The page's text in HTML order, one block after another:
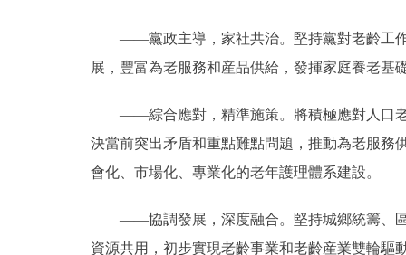
——黨政主導，家社共治。堅持黨對老齡工作
展，豐富為老服務和産品供給，發揮家庭養老基
——綜合應對，精準施策。將積極應對人口老
決當前突出矛盾和重點難點問題，推動為老服務
會化、市場化、專業化的老年護理體系建設。
——協調發展，深度融合。堅持城鄉統籌、區
資源共用，初步實現老齡事業和老齡産業雙輪驅